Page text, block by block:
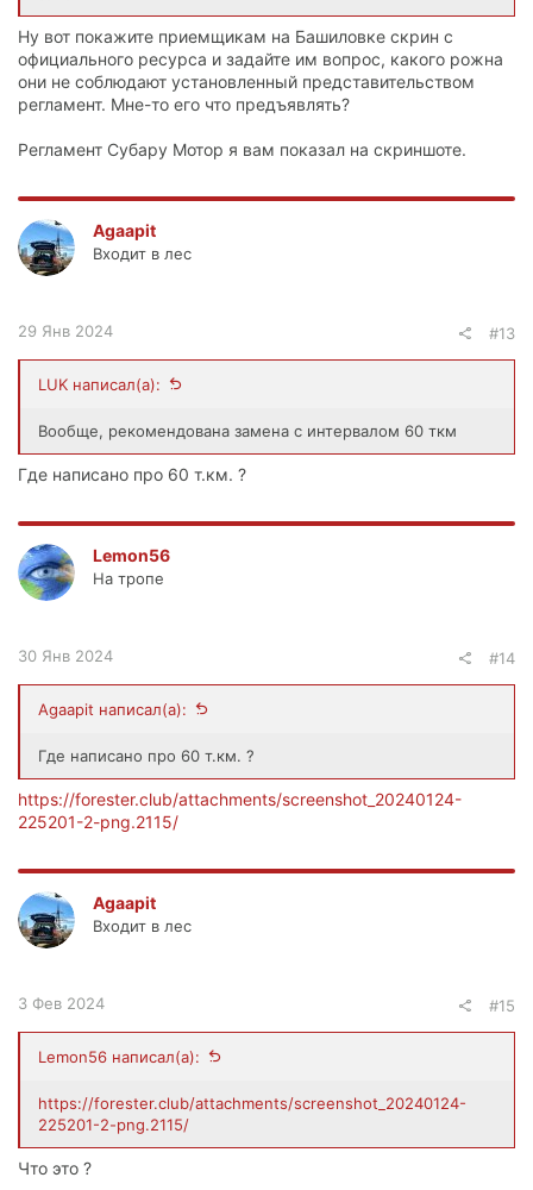
Ну вот покажите приемщикам на Башиловке скрин с
официального ресурса и задайте им вопрос, какого рожна
они не соблюдают установленный представительством
регламент. Мне-то его что предъявлять?
Регламент Субару Мотор я вам показал на скриншоте.
Agaapit
Входит в лес
29 Янв 2024 #13
LUK написал(а):
Вообще, рекомендована замена с интервалом 60 ткм
Где написано про 60 т.км. ?
Lemon56
На тропе
30 Янв 2024 #14
Agaapit написал(а):
Где написано про 60 т.км. ?
https://forester.club/attachments/screenshot_20240124-
225201-2-png.2115/
Agaapit
Входит в лес
3 Фев 2024 #15
Lemon56 написал(а):
https://forester.club/attachments/screenshot_20240124-
225201-2-png.2115/
Что это ?